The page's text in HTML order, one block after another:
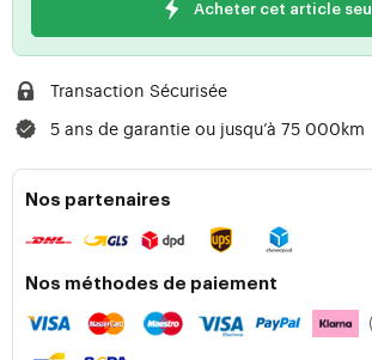
Acheter cet article seul
Transaction Sécurisée
5 ans de garantie ou jusqu’à 75 000km
Nos partenaires
Nos méthodes de paiement